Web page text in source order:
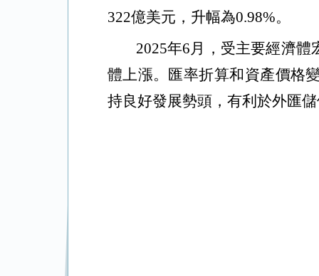
322億美元，升幅為0.98%。
2025年6月，受主要經濟
體上漲。匯率折算和資產價格
持良好發展勢頭，有利於外匯